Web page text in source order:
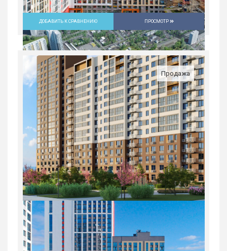
Студия в ЖК «Русь» на ВИЗе...
Россия, Свердловская область,
Екатеринбург
5 082 300 руб.
1 18/31
ДОБАВИТЬ К СРАВНЕНИЮ ПРОСМОТР
Продажа